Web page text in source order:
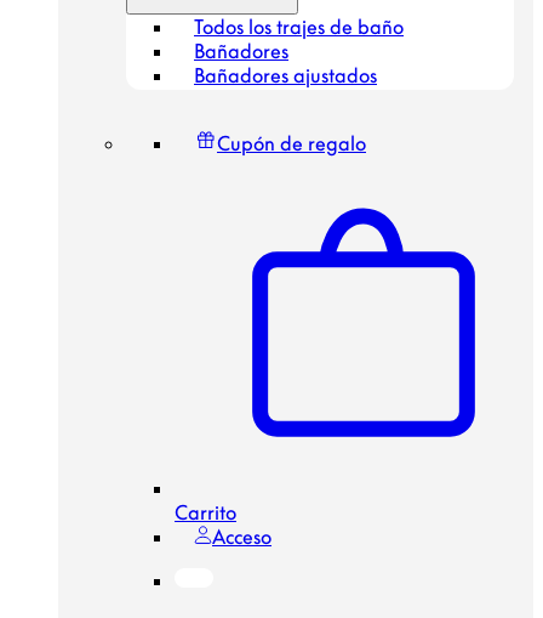
Todos los trajes de baño
Bañadores
Bañadores ajustados
Cupón de regalo
Carrito
Acceso